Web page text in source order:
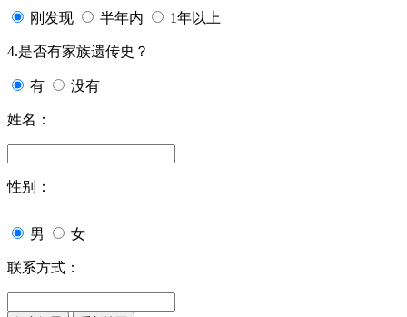
刚发现 半年内 1年以上
4.是否有家族遗传史？
有 没有
姓名：
性别：
男 女
联系方式：